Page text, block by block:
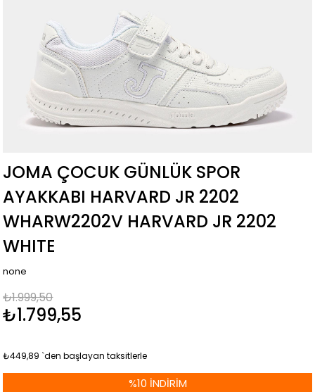
JOMA ÇOCUK GÜNLÜK SPOR
AYAKKABI HARVARD JR 2202
WHARW2202V HARVARD JR 2202
WHITE
none
₺1.999,50
₺1.799,55
₺449,89 `den başlayan taksitlerle
%10 İNDIRIM